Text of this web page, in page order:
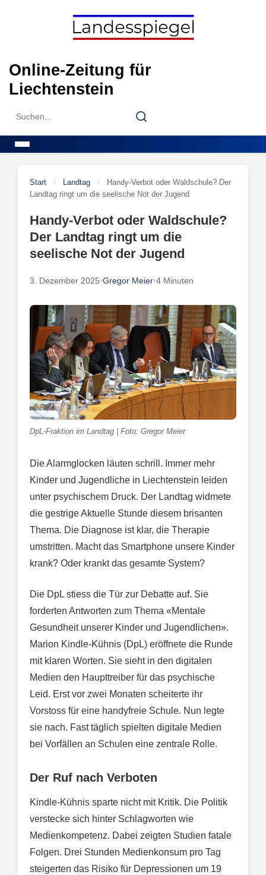
Online-Zeitung für
Liechtenstein
Search
Search
Start / Landtag /
Handy-Verbot oder Waldschule? Der
Landtag ringt um die seelische Not der Jugend
Handy-Verbot oder Waldschule?
Der Landtag ringt um die
seelische Not der Jugend
3. Dezember 2025•Gregor Meier•4 Minuten
DpL-Fraktion im Landtag | Foto: Gregor Meier
Die Alarmglocken läuten schrill. Immer mehr
Kinder und Jugendliche in Liechtenstein leiden
unter psychischem Druck. Der Landtag widmete
die gestrige Aktuelle Stunde diesem brisanten
Thema. Die Diagnose ist klar, die Therapie
umstritten. Macht das Smartphone unsere Kinder
krank? Oder krankt das gesamte System?
Die DpL stiess die Tür zur Debatte auf. Sie
forderten Antworten zum Thema «Mentale
Gesundheit unserer Kinder und Jugendlichen».
Marion Kindle-Kühnis (DpL) eröffnete die Runde
mit klaren Worten. Sie sieht in den digitalen
Medien den Haupttreiber für das psychische
Leid. Erst vor zwei Monaten scheiterte ihr
Vorstoss für eine handyfreie Schule. Nun legte
sie nach. Fast täglich spielten digitale Medien
bei Vorfällen an Schulen eine zentrale Rolle.
Der Ruf nach Verboten
Kindle-Kühnis sparte nicht mit Kritik. Die Politik
verstecke sich hinter Schlagworten wie
Medienkompetenz. Dabei zeigten Studien fatale
Folgen. Drei Stunden Medienkonsum pro Tag
steigerten das Risiko für Depressionen um 19